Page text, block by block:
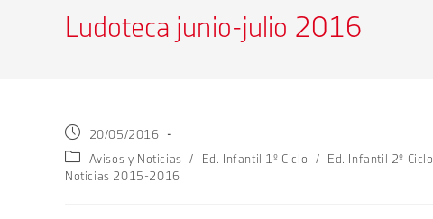
Ludoteca junio-julio 2016
Publicación
de
la
entrada:
20/05/2016
Categoría
de
Avisos y Noticias / Ed. Infantil 1º Ciclo / Ed. Infantil 2º Ciclo
Noticias 2015-2016